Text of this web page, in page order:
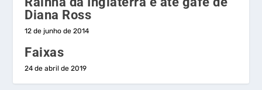
Diana Ross
12 de junho de 2014
Faixas
24 de abril de 2019